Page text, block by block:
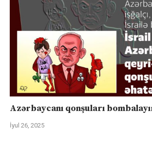
Azərbaycanı qonşuları
İyul 26, 2025